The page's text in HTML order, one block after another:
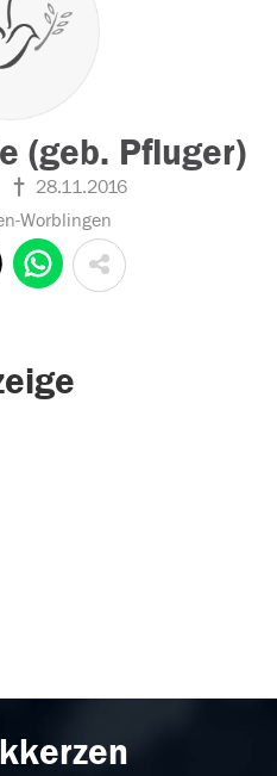
(geb. Pfluger)
28.11.2016
Worblingen